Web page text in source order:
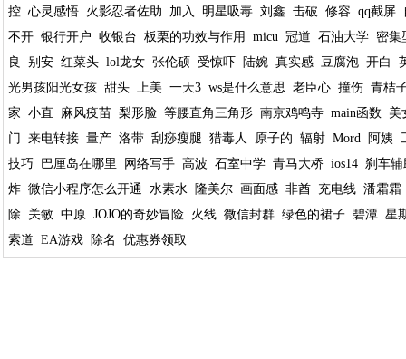
控 心灵感悟 火影忍者佐助 加入 明星吸毒 刘鑫 击破 修容 qq截屏
不开 银行开户 收银台 板栗的功效与作用 micu 冠道 石油大学 密集
良
别安 红菜头 lol龙女 张伦硕 受惊吓 陆婉 真实感 豆腐泡 开白
光男孩阳光女孩 甜头 上美 一天3 ws是什么意思 老臣心 撞伤 青桔
家 小直 麻风疫苗 梨形脸 等腰直角三角形 南京鸡鸣寺 main函数
美
门
来电转接 量产 洛带 刮痧瘦腿 猎毒人 原子的 辐射 Mord 阿姨
技巧
巴厘岛在哪里 网络写手 高波 石室中学 青马大桥 ios14 刹车辅
炸 微信小程序怎么开通 水素水 隆美尔 画面感 非酋 充电线 潘霜霜
除
关敏 中原 JOJO的奇妙冒险 火线 微信封群 绿色的裙子 碧潭 星
索道 EA游戏 除名 优惠券领取